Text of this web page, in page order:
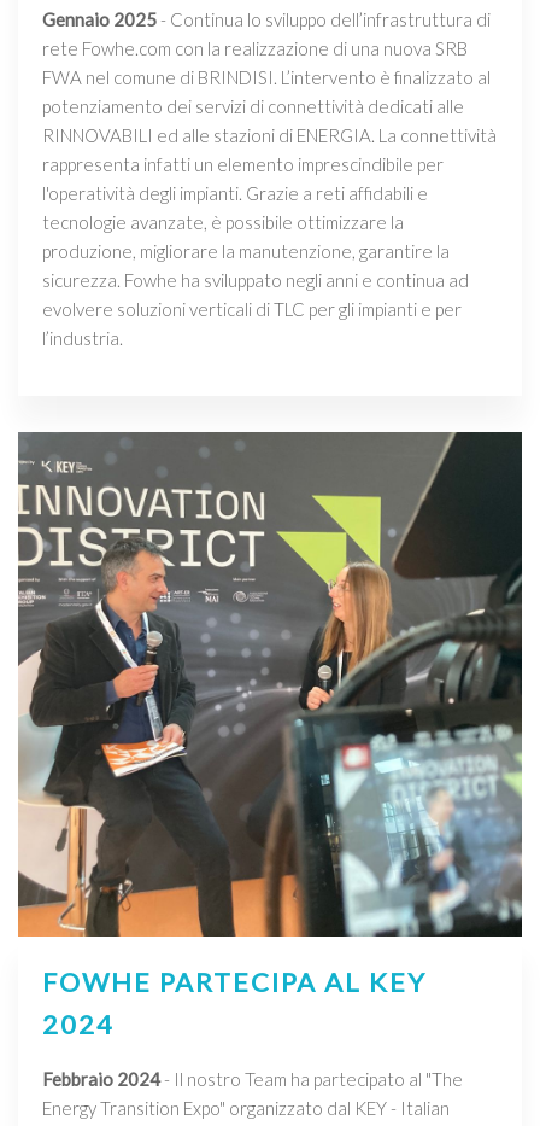
Gennaio 2025- Continua lo sviluppo dell’infrastruttura di
rete Fowhe.com con la realizzazione di una nuova SRB
FWA nel comune di BRINDISI. L’intervento è finalizzato al
potenziamento dei servizi di connettività dedicati alle
RINNOVABILI ed alle stazioni di ENERGIA. La connettività
rappresenta infatti un elemento imprescindibile per
l'operatività degli impianti. Grazie a reti affidabili e
tecnologie avanzate, è possibile ottimizzare la
produzione, migliorare la manutenzione, garantire la
sicurezza. Fowhe ha sviluppato negli anni e continua ad
evolvere soluzioni verticali di TLC per gli impianti e per
l’industria.
FOWHE PARTECIPA AL KEY
2024
Febbraio 2024- Il nostro Team ha partecipato al "The
Energy Transition Expo" organizzato dal KEY - Italian